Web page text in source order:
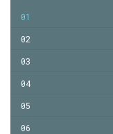
01
02
03
04
05
06